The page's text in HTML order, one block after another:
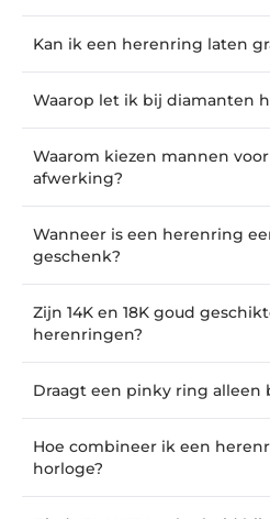
Kan ik een herenring laten
Waarop let ik bij diamanten
Waarom kiezen mannen
afwerking?
Wanneer is een herenring
geschenk?
Zijn 14K en 18K goud
herenringen?
Draagt een pinky ring alleen
Hoe combineer ik een
horloge?